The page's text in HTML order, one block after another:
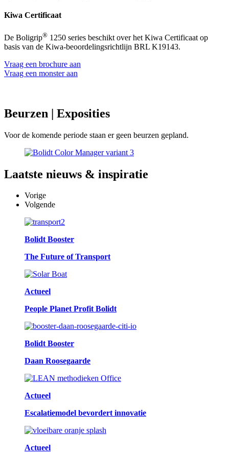
Kiwa Certificaat
De Boligrip® 1250 series beschikt over het Kiwa Certificaat op
basis van de Kiwa-beoordelingsrichtlijn BRL K19143.
Vraag een brochure aan
Vraag een monster aan
Beurzen | Exposities
Voor de komende periode staan er geen beurzen gepland.
Laatste nieuws & inspiratie
Vorige
Volgende
Bolidt Booster
The Future of Transport
Actueel
People Planet Profit Bolidt
Bolidt Booster
Daan Roosegaarde
Actueel
Escalatiemodel bevordert innovatie
Actueel